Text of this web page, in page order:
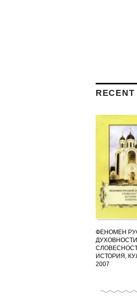
ФЕНОМЕН
ИСТОРИЯ,
2007